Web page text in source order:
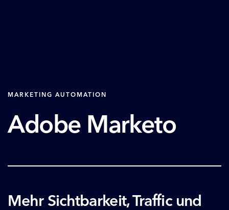
MARKETING AUTOMATION
Adobe Marketo
Mehr Sichtbarkeit, Traffic und